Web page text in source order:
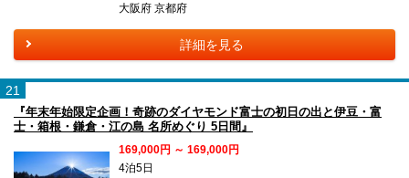
大阪府 京都府
詳細を見る
21
『年末年始限定企画！奇跡のダイヤモンド富士の初日の出と伊豆・富
士・箱根・鎌倉・江の島 名所めぐり 5日間』
169,000円 ～ 169,000円
4泊5日